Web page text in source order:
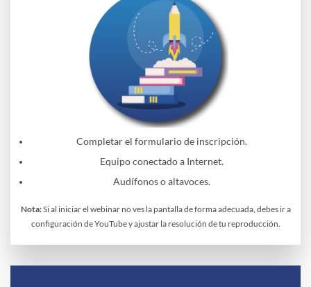
Completar el formulario de inscripción.
Equipo conectado a Internet.
Audífonos o altavoces.
Nota:Si al iniciar el webinar no ves la pantalla de forma adecuada, debes ir a
configuración de YouTube y ajustar la resolución de tu reproducción.